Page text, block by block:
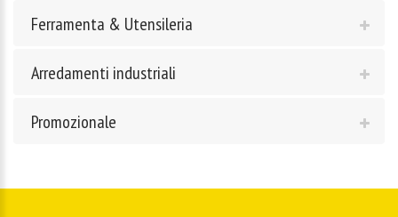
Ferramenta & Utensileria
Arredamenti industriali
Promozionale